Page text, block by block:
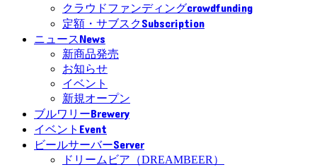
クラウドファンディングcrowdfunding
定額・サブスクSubscription
ニュースNews
新商品発売
お知らせ
イベント
新規オープン
ブルワリーBrewery
イベント Event
ビールサーバーServer
ドリームビア（DREAMBEER）